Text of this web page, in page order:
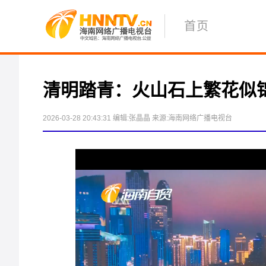
首页
清明踏青：火山石上繁花似
2026-03-28 20:43:31 编辑:张晶晶 来源:海南网络广播电视台